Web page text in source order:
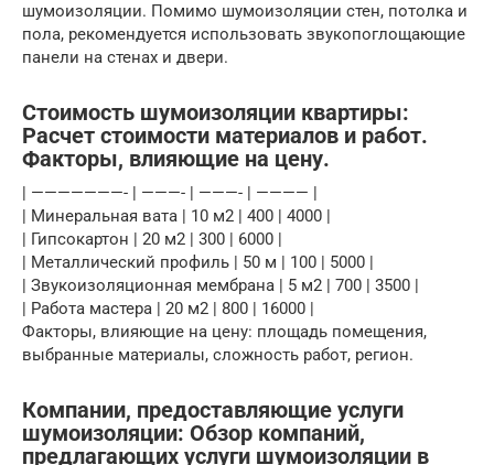
шумоизоляции. Помимо шумоизоляции стен, потолка и
пола, рекомендуется использовать звукопоглощающие
панели на стенах и двери.
Стоимость шумоизоляции квартиры:
Расчет стоимости материалов и работ.
Факторы, влияющие на цену.
| ———————- | ———- | ———- | ———— |
| Минеральная вата | 10 м2 | 400 | 4000 |
| Гипсокартон | 20 м2 | 300 | 6000 |
| Металлический профиль | 50 м | 100 | 5000 |
| Звукоизоляционная мембрана | 5 м2 | 700 | 3500 |
| Работа мастера | 20 м2 | 800 | 16000 |
Факторы, влияющие на цену: площадь помещения,
выбранные материалы, сложность работ, регион.
Компании, предоставляющие услуги
шумоизоляции: Обзор компаний,
предлагающих услуги шумоизоляции в